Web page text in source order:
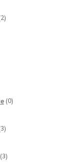
2izdelka
0izdelkov
3izdelki
3izdelki